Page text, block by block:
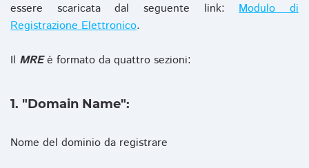
essere scaricata dal seguente link:Modulo di
Registrazione Elettronico.
Il MREè formato da quattro sezioni:
1. "Domain Name":
Nome del dominio da registrare